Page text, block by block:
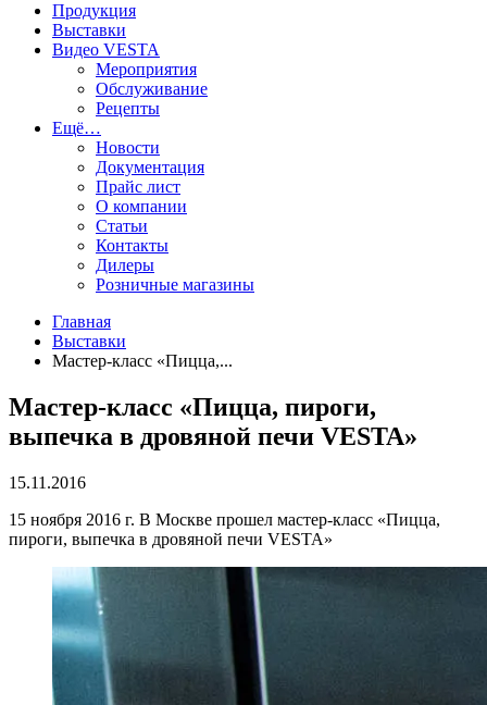
Продукция
Выставки
Видео VESTA
Мероприятия
Обслуживание
Рецепты
Ещё…
Новости
Документация
Прайс лист
О компании
Статьи
Контакты
Дилеры
Розничные магазины
Главная
Выставки
Мастер-класс «Пицца,...
Мастер-класс «Пицца, пироги,
выпечка в дровяной печи VESTA»
15.11.2016
15 ноября 2016 г. В Москве прошел мастер-класс «Пицца,
пироги, выпечка в дровяной печи VESTA»